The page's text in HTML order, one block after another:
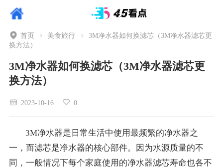
首页 美食旅行
3M净水器如何换滤芯（3M净水器滤芯更
换方法）
3M净水器如何换滤芯（3M净水器滤芯更
换方法）
2023-10-16 0
3M净水器是日常生活中使用最频繁的净水器之
一，而滤芯是净水器的核心部件。因为水源质量的不
同，一般情况下每个家庭使用的净水器滤芯寿命也各不